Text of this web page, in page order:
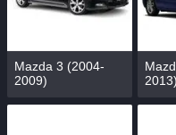
Mazda 3 (2004-
2009)
2013)